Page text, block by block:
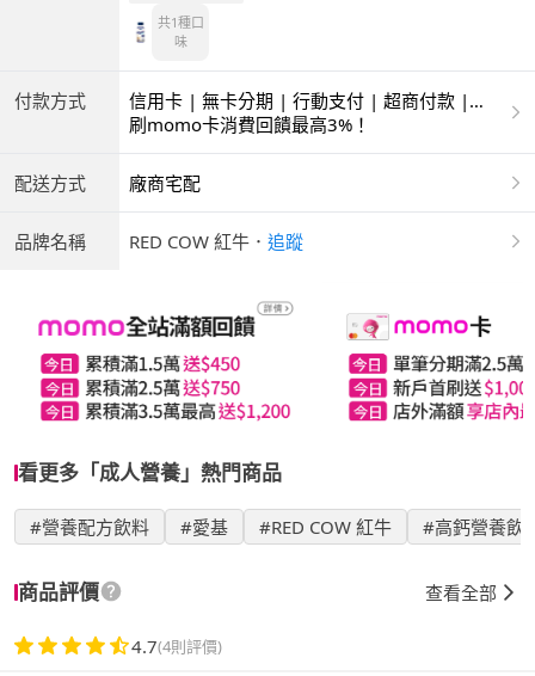
共1種口
味
付款方式
信用卡 | 無卡分期 | 行動支付 | 超商付款 |
ATM | 銀聯卡
刷momo卡消費回饋最高3%！
配送方式 廠商宅配
品牌名稱 RED COW 紅牛 ． 追蹤
看更多「成人營養」熱門商品
#營養配方飲料 #愛基 #RED COW 紅牛 #高鈣營養飲
商品評價 查看全部
4.7(4則評價)